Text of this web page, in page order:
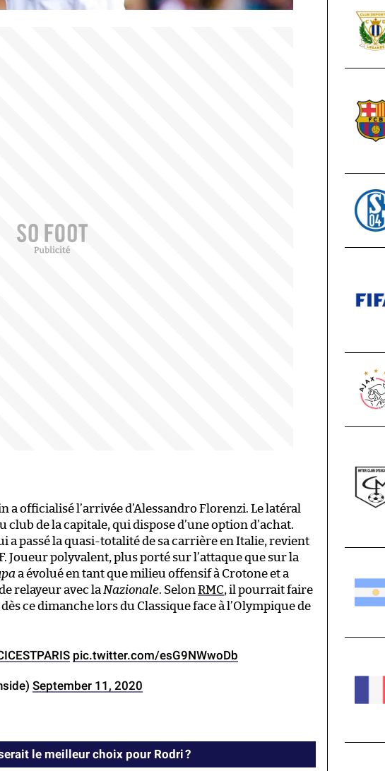
a officialisé l’arrivée d’Alessandro Florenzi. Le latéral
club de la capitale, qui dispose d’une option d’achat.
a passé la quasi-totalité de sa carrière en Italie, revient
Joueur polyvalent, plus porté sur l’attaque que sur la
a évolué en tant que milieu offensif à Crotone et a
relayeur avec la Nazionale. Selon RMC, il pourrait faire
ce dimanche lors du Classique face à l’Olympique de
pic.twitter.com/esG9NWwoDb
September 11, 2020
le meilleur choix pour Rodri ?